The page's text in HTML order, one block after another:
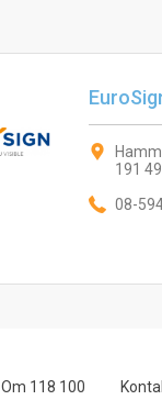
191
08-
Om 118 100